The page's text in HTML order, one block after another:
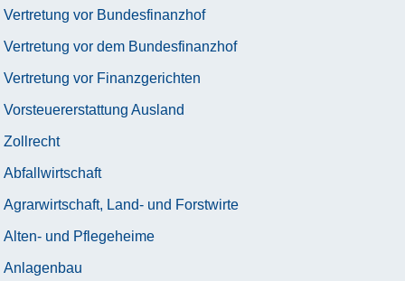
Vertretung vor Bundesfinanzhof
Vertretung vor dem Bundesfinanzhof
Vertretung vor Finanzgerichten
Vorsteuererstattung Ausland
Zollrecht
Abfallwirtschaft
Agrarwirtschaft, Land- und Forstwirte
Alten- und Pflegeheime
Anlagenbau